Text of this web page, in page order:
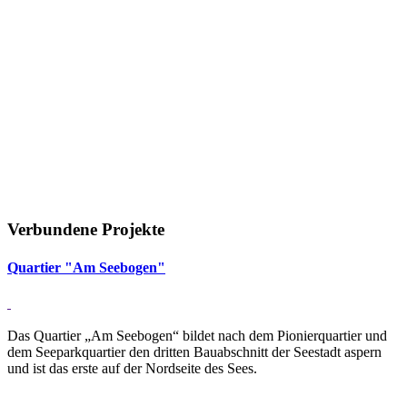
Verbundene Projekte
Quar­tier "Am See­bogen"
Das Quartier „Am Seebogen“ bildet nach dem Pionierquartier und
dem Seeparkquartier den dritten Bauabschnitt der Seestadt aspern
und ist das erste auf der Nordseite des Sees.